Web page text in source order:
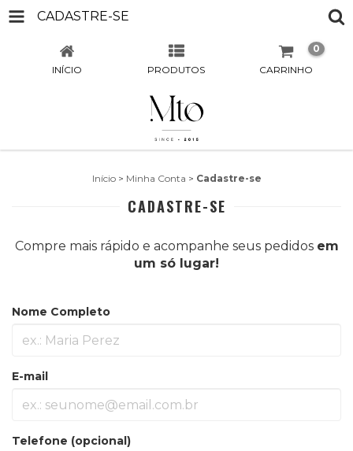
CADASTRE-SE
INÍCIO PRODUTOS CARRINHO
0
Início > Minha Conta > Cadastre-se
CADASTRE-SE
Compre mais rápido e acompanhe seus pedidos em
um só lugar!
Nome Completo
E-mail
Telefone (opcional)